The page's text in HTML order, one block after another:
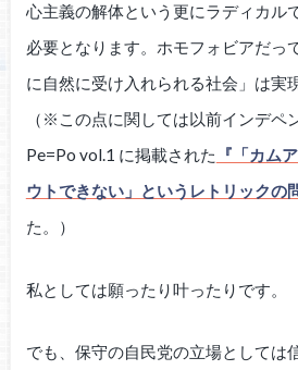
心主義の解体という更にラディカル
必要となります。ホモフォビアだっ
に自然に受け入れられる社会」は実
（※この点に関しては以前インデペ
Pe=Po vol.1 に掲載された 『「カム
ウトできない」というレトリックの
た。）
私としては願ったり叶ったりです。
でも、保守の自民党の立場としては